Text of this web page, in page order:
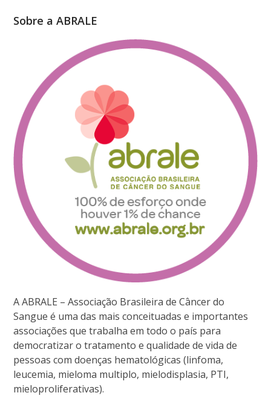
Sobre a ABRALE
A ABRALE – Associação Brasileira de Câncer do
Sangue é uma das mais conceituadas e importantes
associações que trabalha em todo o país para
democratizar o tratamento e qualidade de vida de
pessoas com doenças hematológicas (linfoma,
leucemia, mieloma multiplo, mielodisplasia, PTI,
mieloproliferativas).